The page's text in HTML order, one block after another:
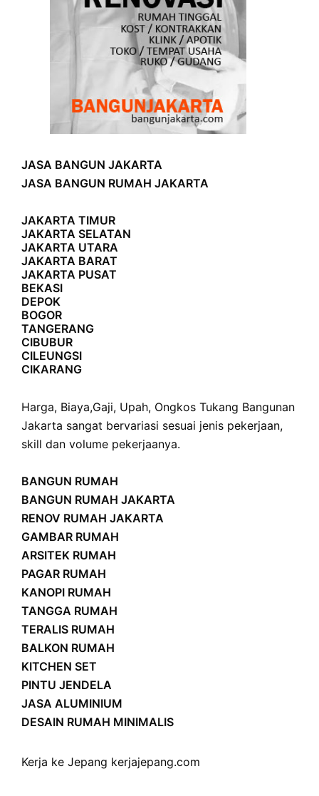
JASA BANGUN JAKARTA
JASA BANGUN RUMAH JAKARTA
JAKARTA TIMUR
JAKARTA SELATAN
JAKARTA UTARA
JAKARTA BARAT
JAKARTA PUSAT
BEKASI
DEPOK
BOGOR
TANGERANG
CIBUBUR
CILEUNGSI
CIKARANG
Harga, Biaya,Gaji, Upah, Ongkos Tukang Bangunan
Jakarta sangat bervariasi sesuai jenis pekerjaan,
skill dan volume pekerjaanya.
BANGUN RUMAH
BANGUN RUMAH JAKARTA
RENOV RUMAH JAKARTA
GAMBAR RUMAH
ARSITEK RUMAH
PAGAR RUMAH
KANOPI RUMAH
TANGGA RUMAH
TERALIS RUMAH
BALKON RUMAH
KITCHEN SET
PINTU JENDELA
JASA ALUMINIUM
DESAIN RUMAH MINIMALIS
Kerja ke Jepang kerjajepang.com